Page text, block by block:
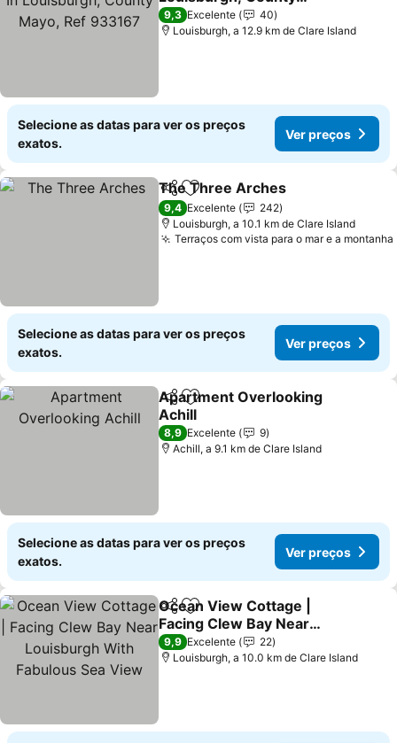
Mayo, Ref 933167
Ver preços
9,3 Excelente
40
Louisburgh, a 12.9 km de Clare Island
Selecione as datas para ver os preços
exatos.
Ver preços
PartilharAdicionar aos favoritos
The Three Arches
9,4 Excelente
242
Louisburgh, a 10.1 km de Clare Island
Terraços com vista para o mar e a montanha
Selecione as datas para ver os preços
exatos.
Ver preços
PartilharAdicionar aos favoritos
Apartment Overlooking
Achill
Ver preços
8,9 Excelente
9
Achill, a 9.1 km de Clare Island
Selecione as datas para ver os preços
exatos.
Ver preços
PartilharAdicionar aos favoritos
Ocean View Cottage |
Facing Clew Bay Near
Louisburgh With
Fabulous Sea View
Ver preços
9,9 Excelente
22
Louisburgh, a 10.0 km de Clare Island